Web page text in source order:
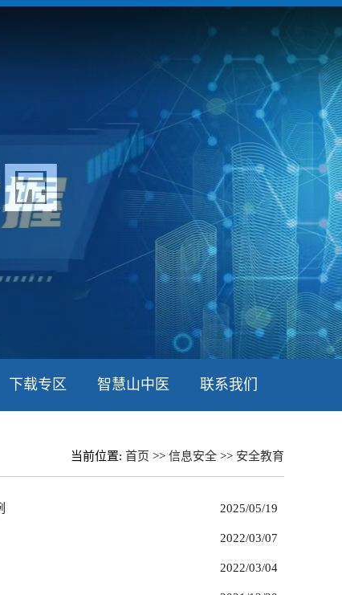
下载专区 智慧山中医 联系我们
当前位置: 首页 >> 信息安全 >> 安全教育
2025/05/19
2022/03/07
2022/03/04